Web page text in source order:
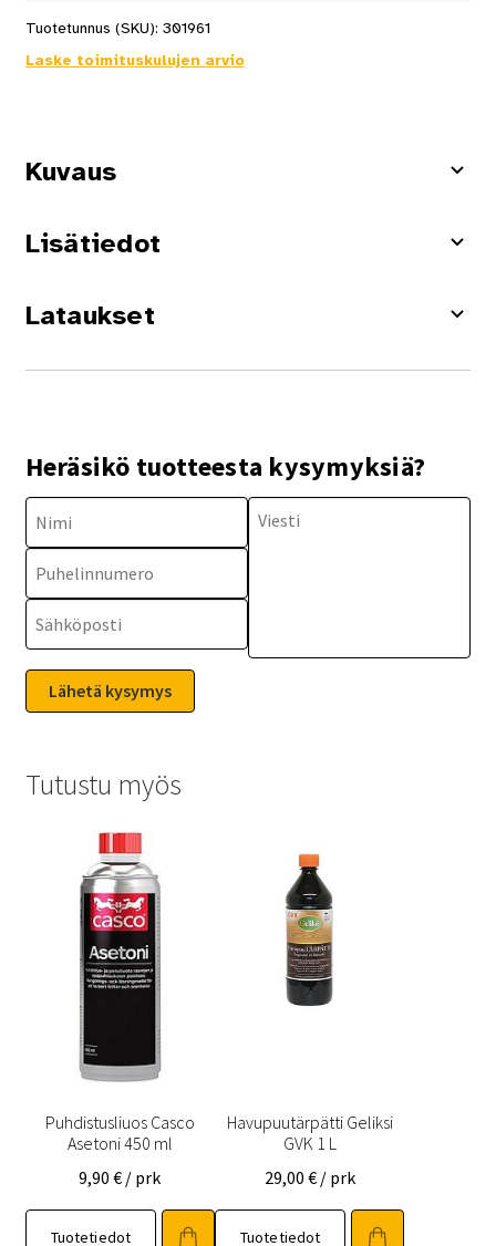
Tuotetunnus (SKU): 301961
Laske toimituskulujen arvio
Kuvaus
Lisätiedot
Lataukset
Heräsikö tuotteesta kysymyksiä?
Tutustu myös
Puhdistusliuos Casco
Asetoni 450 ml
9,90€ / prk
Tuotetiedot
Havupuutärpätti Geliksi
GVK 1 L
29,00 € / prk
Tuotetiedot